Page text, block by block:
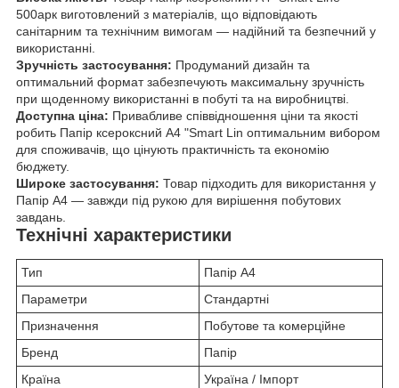
500арк виготовлений з матеріалів, що відповідають
санітарним та технічним вимогам — надійний та безпечний у
використанні.
Зручність застосування: Продуманий дизайн та
оптимальний формат забезпечують максимальну зручність
при щоденному використанні в побуті та на виробництві.
Доступна ціна: Привабливе співвідношення ціни та якості
робить Папір ксероксний А4 "Smart Lin оптимальним вибором
для споживачів, що цінують практичність та економію
бюджету.
Широке застосування: Товар підходить для використання у
Папір А4 — завжди під рукою для вирішення побутових
завдань.
Технічні характеристики
Тип
Папір А4
Параметри
Стандартні
Призначення
Побутове та комерційне
Бренд
Папір
Країна
Україна / Імпорт